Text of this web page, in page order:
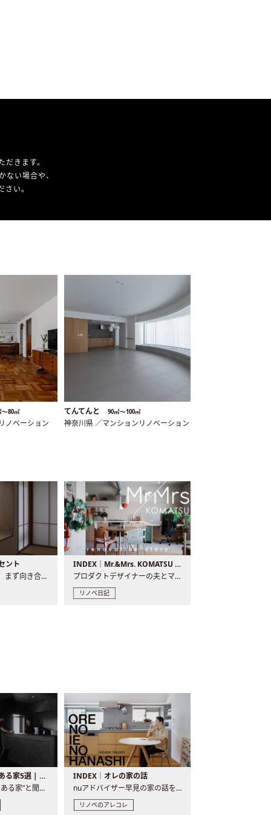
きます。
い場合や、
い。
〜80㎡
ノベーション
てんてんと 90㎡〜100㎡
神奈川県 ／マンションリノベーション
ント
現場が始まるとき、まず向き合うものの一つがコンセントです..
INDEX｜Mr.&Mrs. KOMATSU renovation diary
プロダクトデザイナーの夫とマーチャンダイザーの妻が、夫婦で..
リノベ日記
バーカウンターのある家5選 | 日常に馴染む“距離の近い”キッチンとは
“バーカウンターのある家”と聞くと、少し特別な、大人のための..
INDEX｜オレの家の話
nuアドバイザー早見の家の話を、全4話でお届け。リノベーションを..
リノベのアレコレ